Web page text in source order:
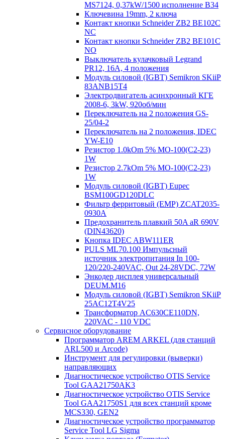
MS7124, 0,37kW/1500 исполнение В34
Ключевина 19mm, 2 ключа
Контакт кнопки Schneider ZB2 BE102C
NC
Контакт кнопки Schneider ZB2 BE101C
NO
Выключатель кулачковый Legrand
PR12, 16A, 4 положения
Модуль силовой (IGBT) Semikron SKiiP
83ANB15T4
Электродвигатель асинхронный КГЕ
2008-6, 3kW, 920об/мин
Переключатель на 2 положения GS-
25/04-2
Переключатель на 2 положения, IDEC
YW-E10
Резистор 1.0kOm 5% МО-100(С2-23)
1W
Резистор 2.7kOm 5% МО-100(С2-23)
1W
Модуль силовой (IGBT) Eupec
BSM100GD120DLC
Фильтр ферритовый (EMP) ZCAT2035-
0930A
Предохранитель плавкий 50A aR 690V
(DIN43620)
Кнопка IDEC ABW111ER
PULS ML70.100 Импульсный
источник электропитания In 100-
120/220-240VAC, Out 24-28VDC, 72W
Энкодер дисплея универсальный
DEUM.M16
Модуль силовой (IGBT) Semikron SKiiP
25AC12T4V25
Трансформатор AC630CE110DN,
220VAC - 110 VDC
Сервисное оборудование
Программатор AREM ARKEL (для станций
ARL500 и Arcode)
Инструмент для регулировки (выверки)
направляющих
Диагностическое устройство OTIS Service
Tool GAA21750AK3
Диагностическое устройство OTIS Service
Tool GAA21750S1 для всех станций кроме
MCS330, GEN2
Диагностическое устройство программатор
Service Tool LG Sigma